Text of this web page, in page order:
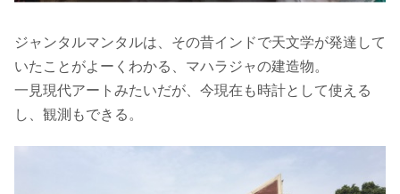
ジャンタルマンタルは、その昔インドで天文学が発達して
いたことがよーくわかる、マハラジャの建造物。
一見現代アートみたいだが、今現在も時計として使える
し、観測もできる。